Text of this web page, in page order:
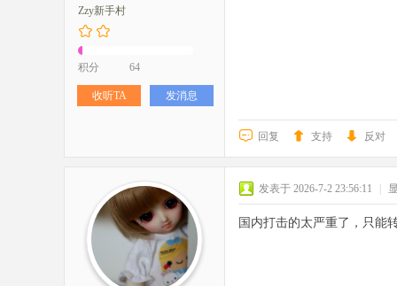
Zzy新手村
积分 64
收听TA 发消息
回复 支持 反对
发表于 2026-7-2 23:56:11
国内打击的太严重了，只能